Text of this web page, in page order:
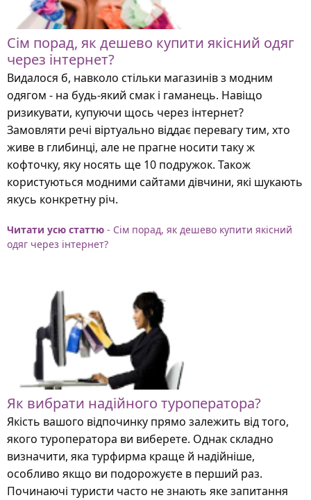
Сім порад, як дешево купити якісний одяг
через інтернет?
Видалося б, навколо стільки магазинів з модним
одягом - на будь-який смак і гаманець. Навіщо
ризикувати, купуючи щось через інтернет?
Замовляти речі віртуально віддає перевагу тим, хто
живе в глибинці, але не прагне носити таку ж
кофточку, яку носять ще 10 подружок. Також
користуються модними сайтами дівчини, які шукають
якусь конкретну річ.
Читати усю статтю - Сім порад, як дешево купити якісний
одяг через інтернет?
Як вибрати надійного туроператора?
Якість вашого відпочинку прямо залежить від того,
якого туроператора ви виберете. Однак складно
визначити, яка турфирма краще й надійніше,
особливо якщо ви подорожуєте в перший раз.
Починаючі туристи часто не знають яке запитання